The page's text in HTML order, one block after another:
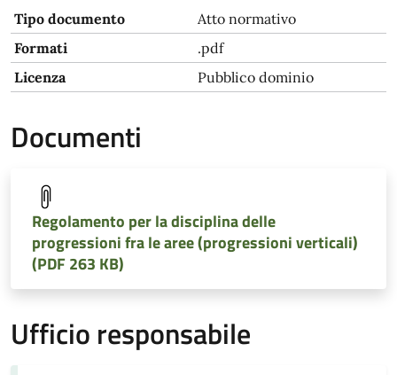
Tipo documento
Atto normativo
Formati
.pdf
Licenza
Pubblico dominio
Documenti
Regolamento per la disciplina delle
progressioni fra le aree (progressioni verticali)
(PDF 263 KB)
Ufficio responsabile